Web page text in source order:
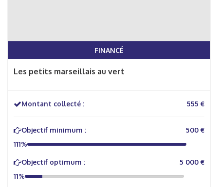
FINANCÉ
Les petits marseillais au vert
Montant collecté : 555 €
Objectif minimum :
500 €
111%
Objectif optimum :
5 000 €
11%